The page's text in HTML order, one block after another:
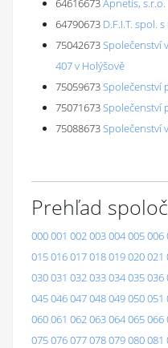
64616673Apnetis, s.r.o.
64790673 D.F.I.T. spol.
75042673Společenství
407 v Holýšově
75059673Společenství
75071673Společenství
75088673Společenství
Prehľad
000001 002003004005006
015016017018019020021
030031 032033034035036
045046047048049050051
060061 062063064065066
075076077078079080081